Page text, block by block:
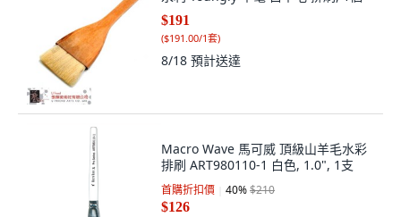
$191
($191.00/1套)
8/18 預計送達
Macro Wave 馬可威 頂級山羊毛水彩
排刷 ART980110-1 白色, 1.0", 1支
首購折扣價 40%$210
$126